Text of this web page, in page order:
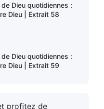
de Dieu quotidiennes :
Dieu | Extrait 58
de Dieu quotidiennes :
Dieu | Extrait 59
profitez de